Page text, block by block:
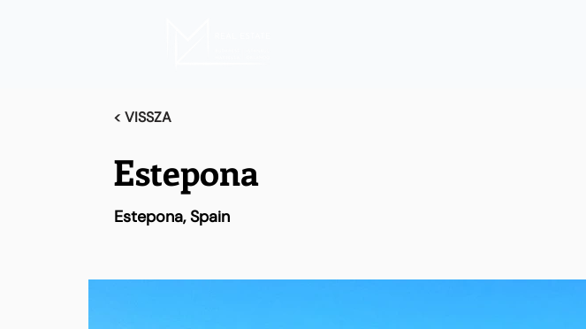
< VISSZA
Estepona
Estepona, Spain